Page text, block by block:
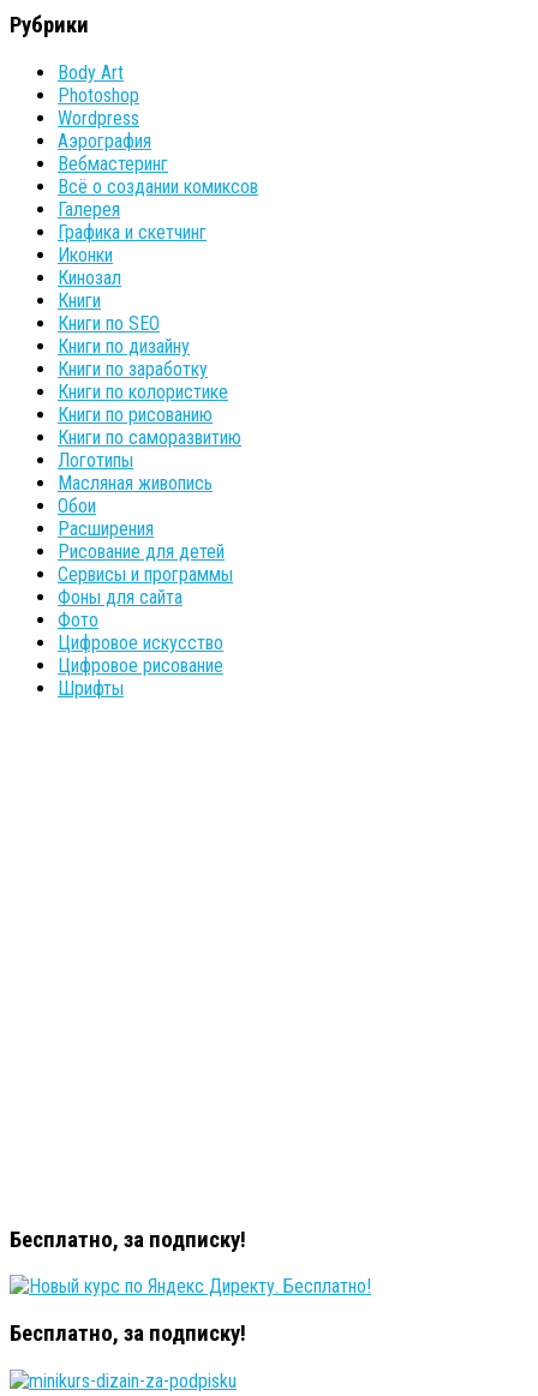
Рубрики
Body Art
Photoshop
Wordpress
Аэрография
Вебмастеринг
Всё о создании комиксов
Галерея
Графика и скетчинг
Иконки
Кинозал
Книги
Книги по SEO
Книги по дизайну
Книги по заработку
Книги по колористике
Книги по рисованию
Книги по саморазвитию
Логотипы
Масляная живопись
Обои
Расширения
Рисование для детей
Сервисы и программы
Фоны для сайта
Фото
Цифровое искусство
Цифровое рисование
Шрифты
Бесплатно, за подписку!
Бесплатно, за подписку!